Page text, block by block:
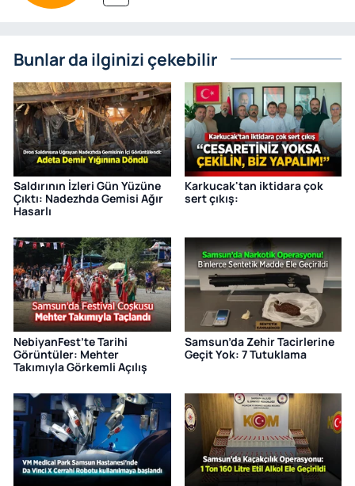
Bunlar da ilginizi çekebilir
Saldırının İzleri Gün Yüzüne
Çıktı: Nadezhda Gemisi Ağır
Hasarlı
Karkucak'tan iktidara çok
sert çıkış:
NebiyanFest’te Tarihi
Görüntüler: Mehter
Takımıyla Görkemli Açılış
Samsun’da Zehir Tacirlerine
Geçit Yok: 7 Tutuklama